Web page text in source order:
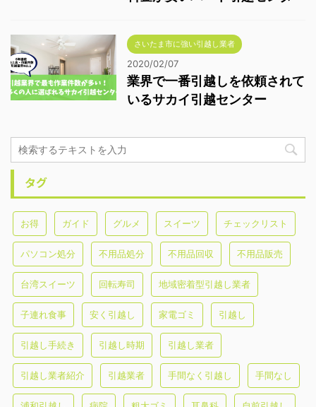
さいたま市に強い引越し業者
2020/02/07
業界で一番引越しを依頼されて
いるサカイ引越センター
タグ
お得 ガイド グルメ スイーツ チェックリスト
パソコン処分 不用品処分 不用品回収 不用品販売
台湾スイーツ 回転寿司 地域密着型引越し業者
子連れ食事 安く引越し 家電ゴミ 引越し
引越し手続き 引越し時期 引越し業者
引越し業者紹介 引越業者 手間なく引越し 手間なし